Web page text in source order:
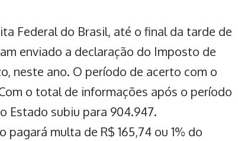
Federal do Brasil, até o final da tarde de
enviado a declaração do Imposto de
neste ano. O período de acerto com o
o total de informações após o período
Estado subiu para 904.947.
multa de R$ 165,74 ou 1% do